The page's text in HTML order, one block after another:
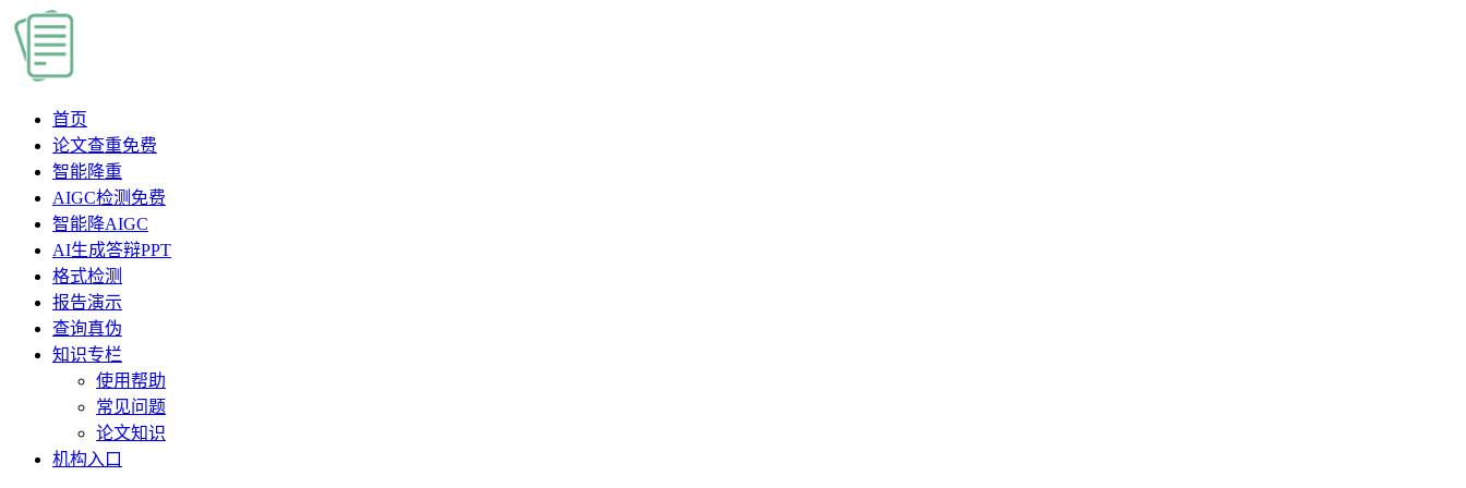
首页
论文查重免费
智能降重
AIGC检测 免费
智能降AIGC
AI生成答辩PPT
格式检测
报告演示
查询真伪
知识专栏
使用帮助
常见问题
论文知识
机构入口